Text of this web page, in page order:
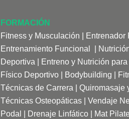
FORMACIÓN
Fitness y Musculación
Entrenador
Entrenamiento Funcional
Deportiva
Entreno y Nutrición
Físico Deportivo
Bodybuilding
Técnicas de Carrera |Quiromasaje
Técnicas Osteopáticas |Vendaje
Podal
Drenaje Linfático Mat